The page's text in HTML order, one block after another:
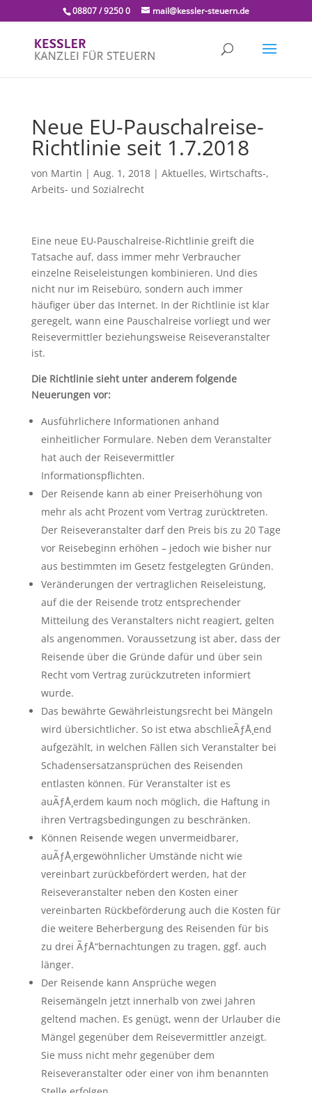
08807 / 9250 0 mail@kessler-steuern.de
Neue EU-Pauschalreise-
Richtlinie seit 1.7.2018
von Martin | Aug. 1, 2018| Aktuelles, Wirtschafts-,
Arbeits- und Sozialrecht
Eine neue EU-Pauschalreise-Richtlinie greift die
Tatsache auf, dass immer mehr Verbraucher
einzelne Reiseleistungen kombinieren. Und dies
nicht nur im Reisebüro, sondern auch immer
häufiger über das Internet. In der Richtlinie ist klar
geregelt, wann eine Pauschalreise vorliegt und wer
Reisevermittler beziehungsweise Reiseveranstalter
ist.
Die Richtlinie sieht unter anderem folgende
Neuerungen vor:
Ausführlichere Informationen anhand
einheitlicher Formulare. Neben dem Veranstalter
hat auch der Reisevermittler
Informationspflichten.
Der Reisende kann ab einer Preiserhöhung von
mehr als acht Prozent vom Vertrag zurücktreten.
Der Reiseveranstalter darf den Preis bis zu 20 Tage
vor Reisebeginn erhöhen – jedoch wie bisher nur
aus bestimmten im Gesetz festgelegten Gründen.
Veränderungen der vertraglichen Reiseleistung,
auf die der Reisende trotz entsprechender
Mitteilung des Veranstalters nicht reagiert, gelten
als angenommen. Voraussetzung ist aber, dass der
Reisende über die Gründe dafür und über sein
Recht vom Vertrag zurückzutreten informiert
wurde.
Das bewährte Gewährleistungsrecht bei Mängeln
wird übersichtlicher. So ist etwa abschlieÃƒÅ¸end
aufgezählt, in welchen Fällen sich Veranstalter bei
Schadensersatzansprüchen des Reisenden
entlasten können. Für Veranstalter ist es
auÃƒÅ¸erdem kaum noch möglich, die Haftung in
ihren Vertragsbedingungen zu beschränken.
Können Reisende wegen unvermeidbarer,
auÃƒÅ¸ergewöhnlicher Umstände nicht wie
vereinbart zurückbefördert werden, hat der
Reiseveranstalter neben den Kosten einer
vereinbarten Rückbeförderung auch die Kosten für
die weitere Beherbergung des Reisenden für bis
zu drei ÃƒÅ“bernachtungen zu tragen, ggf. auch
länger.
Der Reisende kann Ansprüche wegen
Reisemängeln jetzt innerhalb von zwei Jahren
geltend machen. Es genügt, wenn der Urlauber die
Mängel gegenüber dem Reisevermittler anzeigt.
Sie muss nicht mehr gegenüber dem
Reiseveranstalter oder einer von ihm benannten